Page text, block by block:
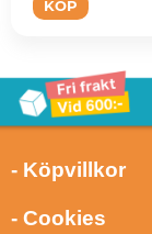
KÖP
- Köpvillkor
- Cookies